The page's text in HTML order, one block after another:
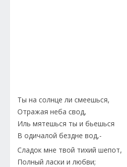
Ты на солнце ли смеешься,
Отражая неба свод,
Иль мятешься ты и бьешься
В одичалой бездне вод,-
Сладок мне твой тихий шепот,
Полный ласки и любви;